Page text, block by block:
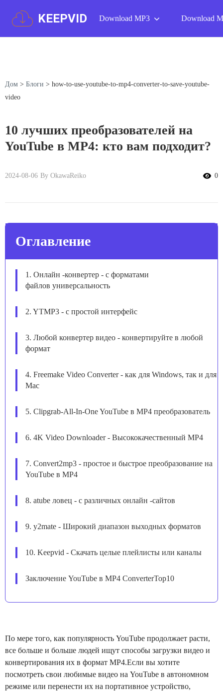
KEEPVID Download MP3 Download
Дом > Блоги > how-to-use-youtube-to-mp4-converter-to-save-youtube-
video
10 лучших преобразователей на
YouTube в MP4: кто вам подходит?
2024-08-06 By OkawaReiko 0
Оглавление
1. Онлайн -конвертер - с форматами
файлов универсальность
2. YTMP3 - с простой интерфейс
3. Любой конвертер видео - конвертируйте в любой
формат
4. Freemake Video Converter - как для Windows, так и для
Mac
5. Clipgrab-All-In-One YouTube в MP4 преобразователь
6. 4K Video Downloader - Высококачественный MP4
7. Convert2mp3 - простое и быстрое преобразование на
YouTube в MP4
8. atube ловец - с различных онлайн -сайтов
9. y2mate - Широкий диапазон выходных форматов
10. Keepvid - Скачать целые плейлисты или каналы
Заключение YouTube в MP4 ConverterTop10
По мере того, как популярность YouTube продолжает расти,
все больше и больше людей ищут способы загрузки видео и
конвертирования их в формат MP4.Если вы хотите
посмотреть свои любимые видео на YouTube в автономном
режиме или перенести их на портативное устройство,